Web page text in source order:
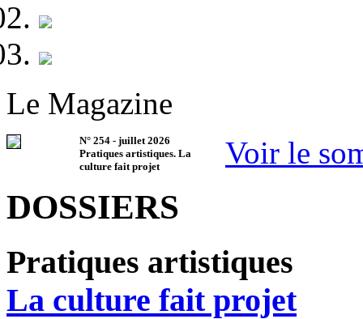
Le Magazine
N° 254 - juillet 2026
Pratiques artistiques. La
culture fait projet
Voir le
DOSSIERS
Pratiques artistiques
La culture fait projet